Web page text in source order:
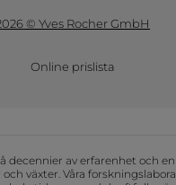
© Yves Rocher GmbH
Online prislista
decennier av erfarenhet och
växter. Våra